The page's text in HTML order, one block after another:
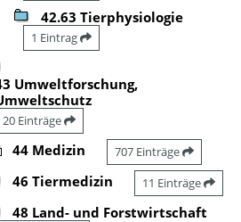
42.63 Tierphysiologie
1 Eintrag
Umweltforschung,
20 Einträge
44 Medizin 707 Einträge
46 Tiermedizin 11 Einträge
48 Land- und Forstwirtschaft